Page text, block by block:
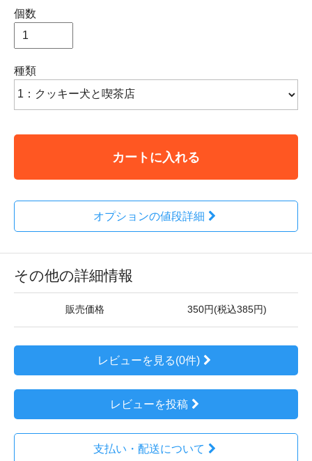
個数
種類
カートに入れる
オプションの値段詳細
その他の詳細情報
販売価格 350円(税込385円)
レビューを見る(0件)
レビューを投稿
支払い・配送について